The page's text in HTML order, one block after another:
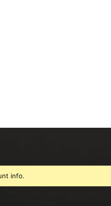
info.